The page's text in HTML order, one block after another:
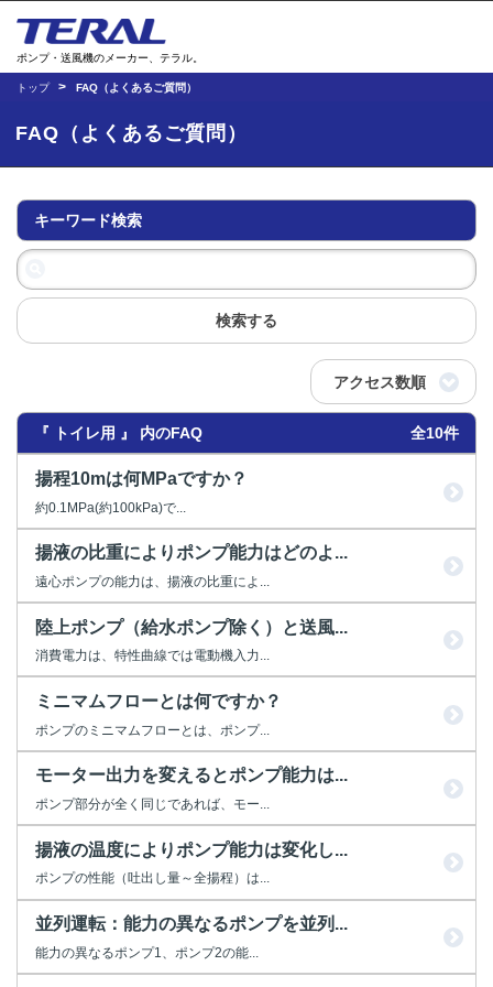
ポンプ・送風機のメーカー、テラル。
トップ FAQ（よくあるご質問）
FAQ（よくあるご質問）
キーワード検索
検索する
アクセス数順
『 トイレ用 』 内のFAQ 全10件
揚程10mは何MPaですか？
約0.1MPa(約100kPa)で...
揚液の比重によりポンプ能力はどのよ...
遠心ポンプの能力は、揚液の比重によ...
陸上ポンプ（給水ポンプ除く）と送風...
消費電力は、特性曲線では電動機入力...
ミニマムフローとは何ですか？
ポンプのミニマムフローとは、ポンプ...
モーター出力を変えるとポンプ能力は...
ポンプ部分が全く同じであれば、モー...
揚液の温度によりポンプ能力は変化し...
ポンプの性能（吐出し量～全揚程）は...
並列運転：能力の異なるポンプを並列...
能力の異なるポンプ1、ポンプ2の能...